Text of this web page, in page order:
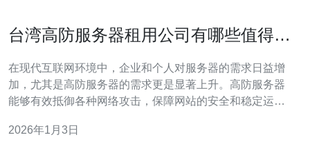
台湾高防服务器租用公司有哪些值得信
在现代互联网环境中，企业和个人对服务器的需求日益增
加，尤其是高防服务器的需求更是显著上升。高防服务器
能够有效抵御各种网络攻击，保障网站的安全和稳定运
信赖的高防服务器租用公司。接下来，我们将为您介绍一
2026年1月3日